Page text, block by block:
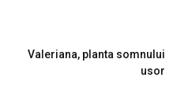
Valeriana, planta somnului
usor